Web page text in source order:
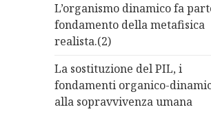
L’organismo dinamico fa
fondamento della metafisica
realista.(2)
La sostituzione del PIL, i
fondamenti organico-
alla sopravvivenza umana